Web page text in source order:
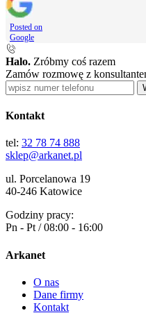
Posted on
Google
Halo. Zróbmy coś razem
Zamów rozmowę z
Kontakt
tel: 32 78 74 888
sklep@arkanet.pl
ul. Porcelanowa 19
40-246 Katowice
Godziny pracy:
Pn - Pt / 08:00 - 16:00
Arkanet
O nas
Dane firmy
Kontakt